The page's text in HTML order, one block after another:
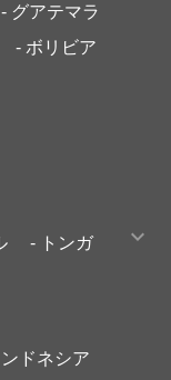
- グアテマラ
- ボリビア
- トンガ
ドネシア